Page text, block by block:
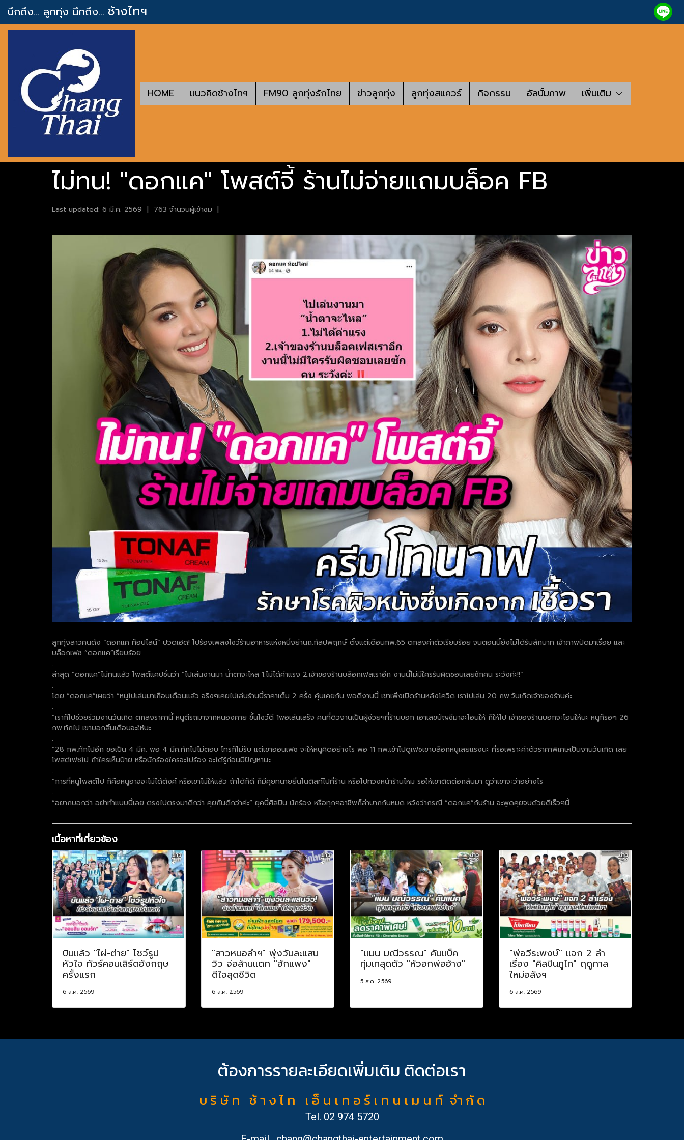
นึกถึง... ลูกทุ่ง นึกถึง... ช้างไทฯ
HOME แนวคิดช้างไทฯ FM90 ลูกทุ่งรักไทย ข่าวลูกทุ่ง ลูกทุ่งสแควร์ กิจกรรม อัลบั้มภาพ เพิ่มเติม
ไม่ทน! "ดอกแค" โพสต์จี้ ร้านไม่จ่ายแถมบล็อค FB
Last updated: 6 มี.ค. 2569 | 763 จำนวนผู้เข้าชม |
ลูกทุ่งสาวคนดัง “ดอกแค ท็อปไลน์” ปวดเฮด! ไปร้องเพลงโชว์ร้านอาหารแห่งหนึ่งย่านถ.กัลปพฤกษ์ ตั้งแต่เดือนกพ.65 ตกลงค่าตัวเรียบร้อย จนตอนนี้ยังไม่ได้รับสักบาท เจ้าภาพปัดมาเรื่อย และ
บล็อกเฟซ “ดอกแค”เรียบร้อย
.
ล่าสุด “ดอกแค”ไม่ทนแล้ว โพสต์แคปชั่นว่า “ไปเล่นงานมา น้ำตาจะไหล 1.ไม่ได้ค่าแรง 2.เจ้าของร้านบล็อกเฟสเราอีก งานนี้ไม่มีใครรับผิดชอบเลยซักคน ระวังค่ะ!!”
.
โดย “ดอกแค”เผยว่า “หนูไปเล่นมาเกือบเดือนแล้ว จริงๆเคยไปเล่นร้านนี้ราคาเต็ม 2 ครั้ง คุ้นเคยกัน พอดีงานนี้ เขาเพิ่งเปิดร้านหลังโควิด เราไปเล่น 20 กพ.วันเกิดเจ้าของร้านค่ะ
.
“เราก็ไปช่วยร่วมงานวันเกิด ตกลงราคานี้ หนูตีรถมาจากหนองคาย ขึ้นโชว์ตี 1พอเล่นเสร็จ คนที่ดิวงานเป็นผู้ช่วยฯที่ร้านบอก เอาเลขบัญชีมาจะโอนให้ ก็ให้ไป เจ้าของร้านบอกจะโอนให้นะ หนูก็รอๆ 26
กพ.ทักไป เขาบอกสิ้นเดือนจะให้นะ
.
“28 กพ.ทักไปอีก ขอเป็น 4 มีค. พอ 4 มีค.ทักไปไม่ตอบ โทรก็ไม่รับ แต่เขาออนเฟซ จะให้หนูคิดอย่างไร พอ 11 กพ.เข้าไปดูเฟซเขาบล็อกหนูเลยแรงนะ ที่รอเพราะค่าตัวราคาพิเศษเป็นงานวันเกิด เลย
โพสต์เฟซไป ถ้าใครเห็นป้าย หรือนักร้องใครจะไปร้อง จะได้รู้ก่อนมีปัญหานะ
.
“การที่หนูโพสต์ไป ก็คือหนูอาจจะไม่ได้ตังค์ หรือเขาไม่ให้แล้ว ถ้าได้ก็ดี ก็มีคุยทนายยี่นโนติสท์ไปที่ร้าน หรือไปทวงหน้าร้านไหม รอให้เขาติดต่อกลับมา ดูว่าเขาจะว่าอย่างไร
.
“อยากบอกว่า อย่าทำแบบนี้เลย ตรงไปตรงมาดีกว่า คุยกันดีกว่าค่ะ” ยุคนี้ศิลปิน นักร้อง หรือทุกๆอาชีพก็ลำบากกันหมด หวังว่ากรณี “ดอกแค”กับร้าน จะพูดคุยจบด้วยดีเร็วๆนี้
เนื้อหาที่เกี่ยวข้อง
บินแล้ว "ไผ่-ต่าย" โชว์รูป
หัวใจ ทัวร์คอนเสิร์ตอังกฤษ
ครั้งแรก
6 ส.ค. 2569
"สาวหมอลำฯ" พุ่งวันละแสน
วิว จ่อล้านแตก "ฮักแพง"
ดีใจสุดชีวิต
6 ส.ค. 2569
"แมน มณีวรรณ" คัมแบ็ค
ทุ่มเทสุดตัว "หัวอกพ่อฮ้าง"
5 ส.ค. 2569
"พ่อวีระพงษ์" แจก 2 ลำ
เรื่อง "ศิลปินภูไท" ฤดูกาล
ใหม่อลังฯ
6 ส.ค. 2569
ต้องการรายละเอียดเพิ่มเติม ติดต่อเรา
บ ริ ษั ท ช้ า ง ไ ท เ อ็ น เ ท อ ร์ เ ท น เ ม น ท์ จำ กั ด
Tel. 02 974 5720